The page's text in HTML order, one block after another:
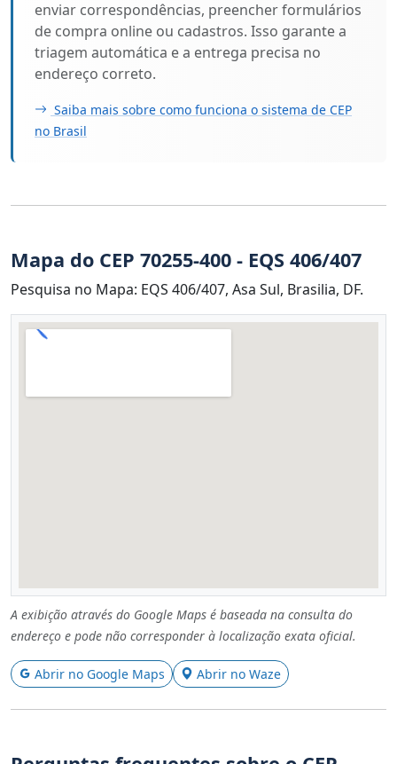
enviar correspondências, preencher formulários
de compra online ou cadastros. Isso garante a
triagem automática e a entrega precisa no
endereço correto.
Saiba mais sobre como funciona o sistema de CEP
no Brasil
Mapa do CEP 70255-400 - EQS 406/407
Pesquisa no Mapa: EQS 406/407, Asa Sul, Brasilia, DF.
A exibição através do Google Maps é baseada na consulta do
endereço e pode não corresponder à localização exata oficial.
Abrir no Google Maps Abrir no Waze